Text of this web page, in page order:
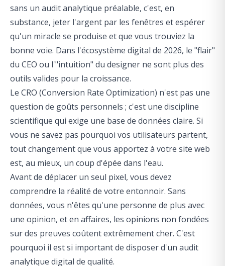
sans un audit analytique préalable, c'est, en
substance, jeter l'argent par les fenêtres et espérer
qu'un miracle se produise et que vous trouviez la
bonne voie. Dans l'écosystème digital de 2026, le "flair"
du CEO ou l'"intuition" du designer ne sont plus des
outils valides pour la croissance.
Le CRO (Conversion Rate Optimization) n'est pas une
question de goûts personnels ; c'est une discipline
scientifique qui exige une base de données claire. Si
vous ne savez pas pourquoi vos utilisateurs partent,
tout changement que vous apportez à votre site web
est, au mieux, un coup d'épée dans l'eau.
Avant de déplacer un seul pixel, vous devez
comprendre la réalité de votre entonnoir. Sans
données, vous n'êtes qu'une personne de plus avec
une opinion, et en affaires, les opinions non fondées
sur des preuves coûtent extrêmement cher. C'est
pourquoi il est si important de disposer d'un audit
analytique digital de qualité.